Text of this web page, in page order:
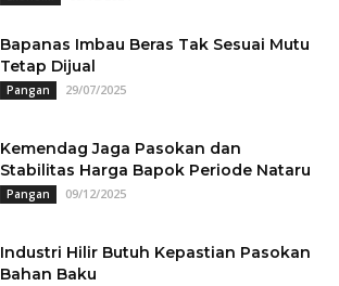
Bapanas Imbau Beras Tak Sesuai Mutu
Tetap Dijual
Pangan 29/07/2025
Kemendag Jaga Pasokan dan
Stabilitas Harga Bapok Periode Nataru
Pangan 09/12/2025
Industri Hilir Butuh Kepastian Pasokan
Bahan Baku